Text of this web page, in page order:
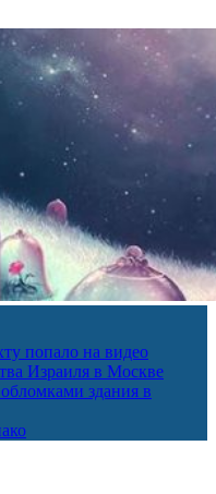
попало на видео
Израиля в Москве
здания в